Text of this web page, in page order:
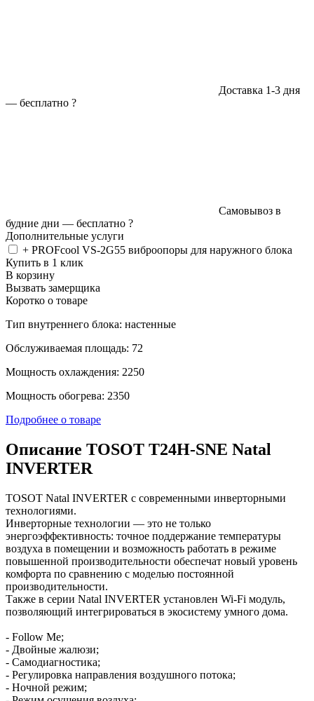
Доставка 1-3 дня
— бесплатно ?
Самовывоз в
будние дни — бесплатно ?
Дополнительные услуги
+ PROFcool VS-2G55 виброопоры для наружного блока
Купить в 1 клик
В корзину
Вызвать замерщика
Коротко о товаре
Тип внутреннего блока: настенные
Обслуживаемая площадь: 72
Мощность охлаждения: 2250
Мощность обогрева: 2350
Подробнее о товаре
Описание TOSOT T24H-SNE Natal
INVERTER
TOSOT Natal INVERTER с современными инверторными
технологиями.
Инверторные технологии — это не только
энергоэффективность: точное поддержание температуры
воздуха в помещении и возможность работать в режиме
повышенной производительности обеспечат новый уровень
комфорта по сравнению с моделью постоянной
производительности.
Также в серии Natal INVERTER установлен Wi-Fi модуль,
позволяющий интегрироваться в экосистему умного дома.
- Follow Me;
- Двойные жалюзи;
- Самодиагностика;
- Регулировка направления воздушного потока;
- Ночной режим;